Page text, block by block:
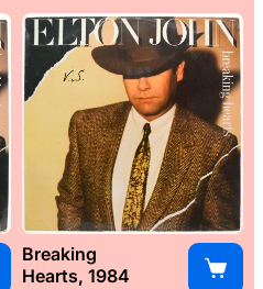
Breaking
Hearts, 1984